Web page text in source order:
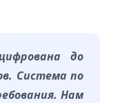
до
Система по
Нам